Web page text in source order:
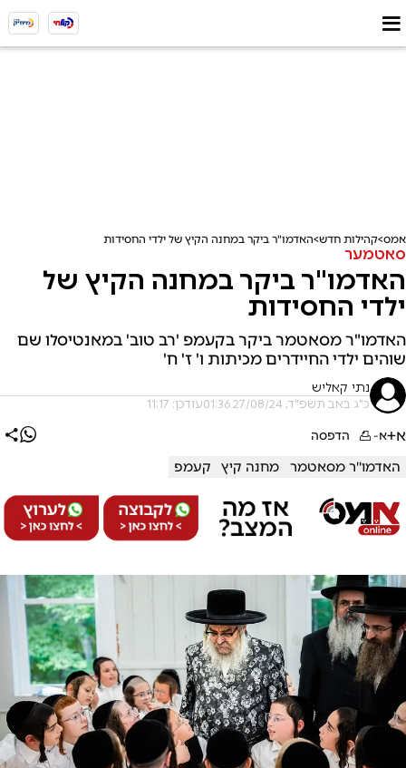
אמס קהילות חדש האדמו"ר ביקר במחנה הקיץ של ילדי החסידות
סאטמער
האדמו"ר ביקר במחנה הקיץ של
ילדי החסידות
האדמו"ר מסאטמר ביקר בקעמפ 'רב טוב' במאנטיסלו שם
שוהים ילדי החיידרים מכיתות ו' ז' ח'
נתי קאליש
כ"ג באב תשפ"ד, 27/08/24 01:36 עודכן: 11:17
א+א- הדפסה
האדמו''ר מסאטמר מחנה קיץ קעמפ